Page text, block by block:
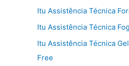
Itu Assistência Técnica
Itu Assistência Técnica
Itu Assistência Técnica
Free